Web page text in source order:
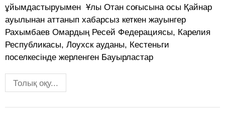
ұйымдастыруымен Ұлы Отан соғысына осы Қайнар
ауылынан аттанып хабарсыз кеткен жауынгер
Рахымбаев Омардың Ресей Федерациясы, Карелия
Республикасы, Лоухск ауданы, Кестеньги
поселкесінде жерленген Бауырластар
Толық оқу...